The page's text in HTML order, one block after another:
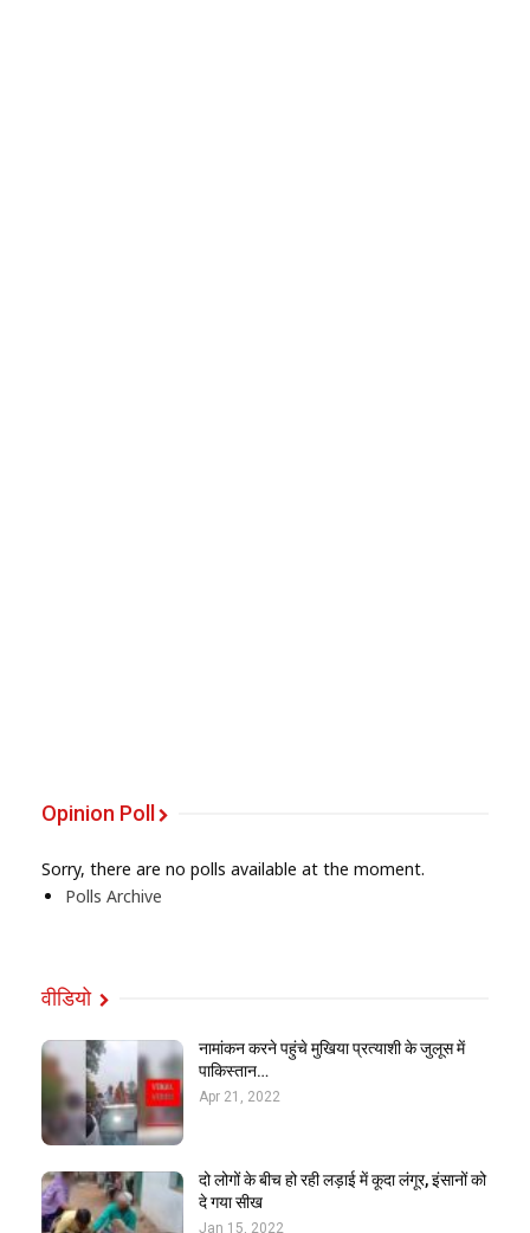
Opinion Poll
Sorry, there are no polls available at the moment.
Polls Archive
वीडियो
नामांकन करने पहुंचे मुखिया प्रत्याशी के जुलूस में
पाकिस्तान…
Apr 21, 2022
दो लोगों के बीच हो रही लड़ाई में कूदा लंगूर, इंसानों को
दे गया सीख
Jan 15, 2022